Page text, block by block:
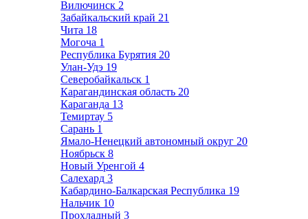
Вилючинск 2
Забайкальский край 21
Чита 18
Могоча 1
Республика Бурятия 20
Улан-Удэ 19
Северобайкальск 1
Карагандинская область 20
Караганда 13
Темиртау 5
Сарань 1
Ямало-Ненецкий автономный округ 20
Ноябрьск 8
Новый Уренгой 4
Салехард 3
Кабардино-Балкарская Республика 19
Нальчик 10
Прохладный 3